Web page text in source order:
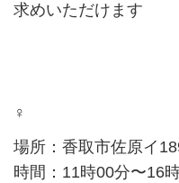
求めいただけます
‍♀️
場所：香取市佐原イ
時間：11時00分〜16